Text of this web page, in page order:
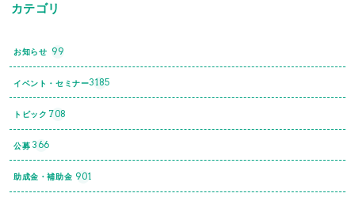
カテゴリ
お知らせ 99
イベント・セミナー3185
トピック 708
公募 366
助成金・補助金 901